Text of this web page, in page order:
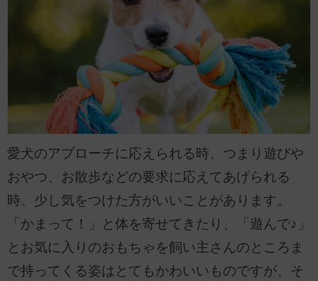
愛犬のアプローチに応えられる時、つまり遊びや
おやつ、お散歩などの要求に応えてあげられる
時、少し気をつけた方がいいことがあります。
「かまって！」と体を寄せてきたり、「遊んで♪」
とお気に入りのおもちゃを飼い主さんのところま
で持ってくる姿はとてもかわいいものですが、そ